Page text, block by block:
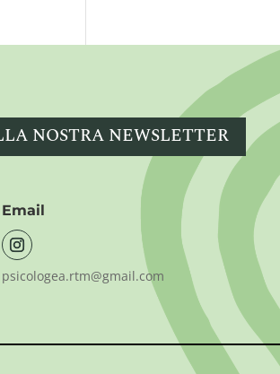
NOSTRA NEWSLETTER
Email
psicologea.rtm@gmail.com